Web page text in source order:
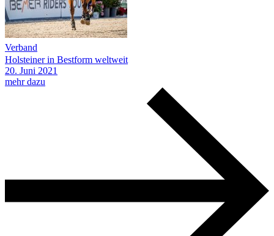
Verband
Holsteiner in Bestform weltweit
20. Juni 2021
mehr dazu